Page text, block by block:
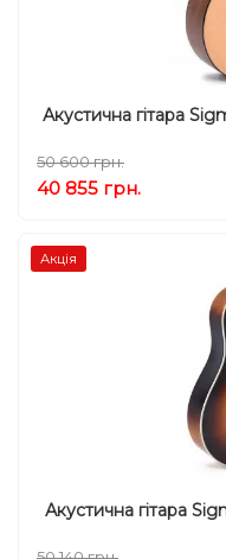
Акустична гітара
50 600 грн.
40 855 грн.
Акція
Акустична гітара